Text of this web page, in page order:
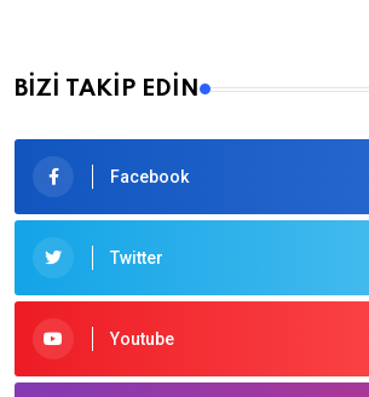
BİZİ TAKİP EDİN
Facebook
Twitter
Youtube